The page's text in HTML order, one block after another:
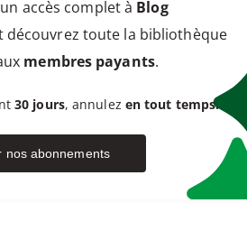
accès complet à Blog
découvrez toute la bibliothèque
membres payants.
30 jours, annulez en tout temps.
nos abonnements